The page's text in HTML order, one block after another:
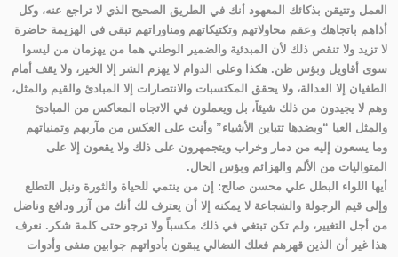
العمل وتتيقن بذكائك المعهود أنك في الطريق الصحيح الذي لا تراجع عنه، وكل
أذاهم باتجاهك وعقم محاولاتهم وتكتيكاتهم ومناوراتهم تبقى في الهزيمة حاضرة
لا تزيد ولا تنقص ذلك لأن المبدئية والضمير الوطني هما من يهزمان من ليسوا
سوى أقاويل وبؤس ظن. هكذا وعلى الدوام لا يهزم الشر إلا الخير، ولا يقف أمام
الطغيان إلا العدالة، ولا يحقق المكتسبات والانتصارات إلا المبادئ والقيم والمثل،
وهم لا يجيدون من ذلك شيئاً، بل ويعملون في الاتجاه المعاكس من المبادئ
والمثل العيا “وبضدها تتباين الأشياء” وأنت على العكس من مآربهم وتمنياتهم
وما يسعون إليه من دمار وخراب ويتجمهرون على ذلك ولا يقعون إلا على
المتواليات من الألم والهزائم وبؤس الحال.
أيها اللواء البطل علي محسن صالح: إن من ينتمي للحياة والثورة ونبل التطلع
وإلى قيم الرجولة والشجاعة لا يمكنه إلا أن يعترف لك أنك من آزر ودافع وناضل
من أجل التغيير، ولم تكن تبتغي في ذلك مكسباً ولا ترجو حتى كلمة شكر. نعرف
هذا غير أن الذين قهرهم فعلك النضالي يبقون بأدواتهم جوابين منفى وأدوات